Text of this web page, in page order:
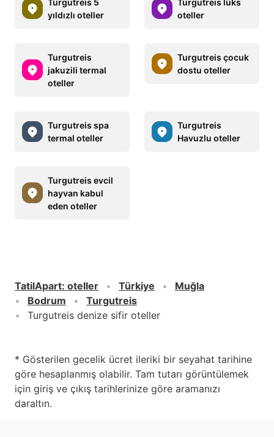
yıldızlı oteller
oteller
Turgutreis
jakuzili termal
oteller
Turgutreis çocuk
dostu oteller
Turgutreis spa
termal oteller
Turgutreis
Havuzlu oteller
Turgutreis evcil
hayvan kabul
eden oteller
TatilApart: oteller Türkiye
Muğla
Bodrum
Turgutreis
Turgutreis denize sifir oteller
* Gösterilen gecelik ücret ileriki bir seyahat tarihine
göre hesaplanmış olabilir. Tam tutarı görüntülemek
için giriş ve çıkış tarihlerinize göre aramanızı
daraltın.